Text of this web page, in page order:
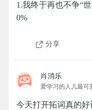
1.我终于再也不争“
0%
分享
肖消乐
爱学习的人儿最可
今天打开拓词真的